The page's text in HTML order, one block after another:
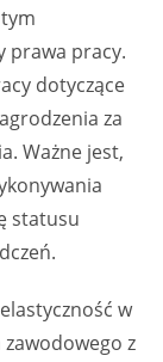
prawa pracy.
dotyczące
za
Ważne jest,
statusu
w
z